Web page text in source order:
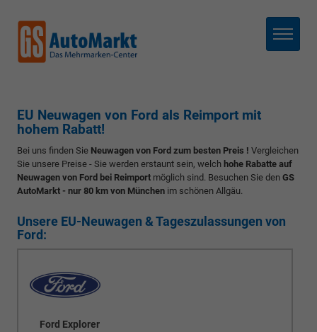
Menü
EU Neuwagen von Ford als Reimport mit
hohem Rabatt!
Bei uns finden Sie Neuwagen von Ford zum besten Preis ! Vergleichen
Sie unsere Preise - Sie werden erstaunt sein, welch hohe Rabatte auf
Neuwagen von Ford bei Reimport möglich sind. Besuchen Sie den GS
AutoMarkt - nur 80 km von München im schönen Allgäu.
Unsere EU-Neuwagen & Tageszulassungen von
Ford:
Ford Explorer